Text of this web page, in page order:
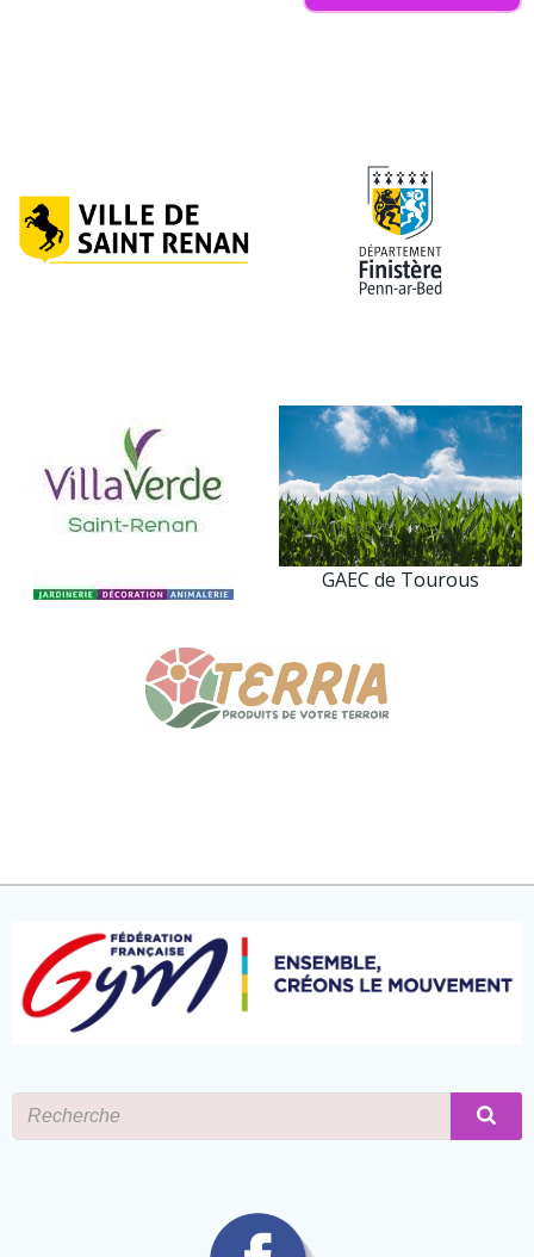
GAEC de Tourous